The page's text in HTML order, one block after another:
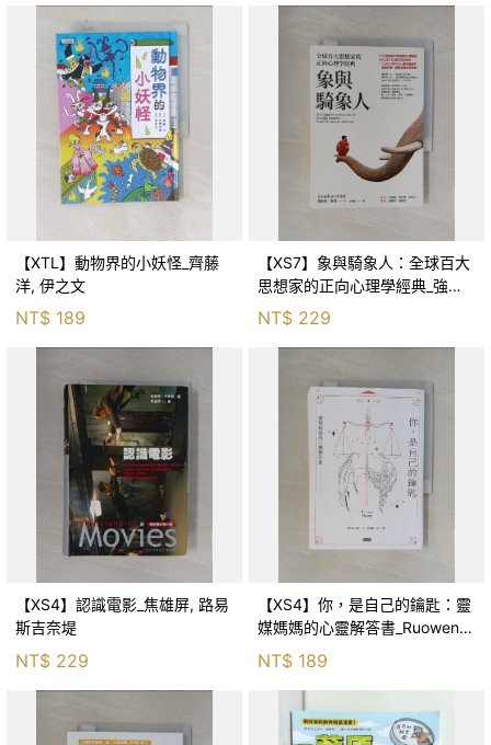
【XTL】動物界的小妖怪_齊藤
洋, 伊之文
NT$ 189
【XS7】象與騎象人：全球百大
思想家的正向心理學經典_強納
森．海德, 李靜瑤
NT$ 229
【XS4】認識電影_焦雄屏, 路易
斯吉奈堤
NT$ 229
【XS4】你，是自己的鑰匙：靈
媒媽媽的心靈解答書_Ruowen
Huang
NT$ 189